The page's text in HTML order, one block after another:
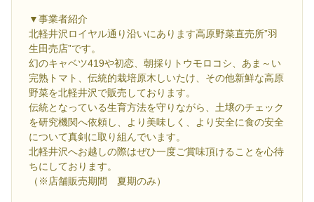
▼事業者紹介
北軽井沢ロイヤル通り沿いにあります高原野菜直売所”羽
生田売店”です。
幻のキャベツ419や初恋、朝採りトウモロコシ、あま～い
完熟トマト、伝統的栽培原木しいたけ、その他新鮮な高原
野菜を北軽井沢で販売しております。
伝統となっている生育方法を守りながら、土壌のチェック
を研究機関へ依頼し、より美味しく、より安全に食の安全
について真剣に取り組んでいます。
北軽井沢へお越しの際はぜひ一度ご賞味頂けることを心待
ちにしております。
（※店舗販売期間 夏期のみ）